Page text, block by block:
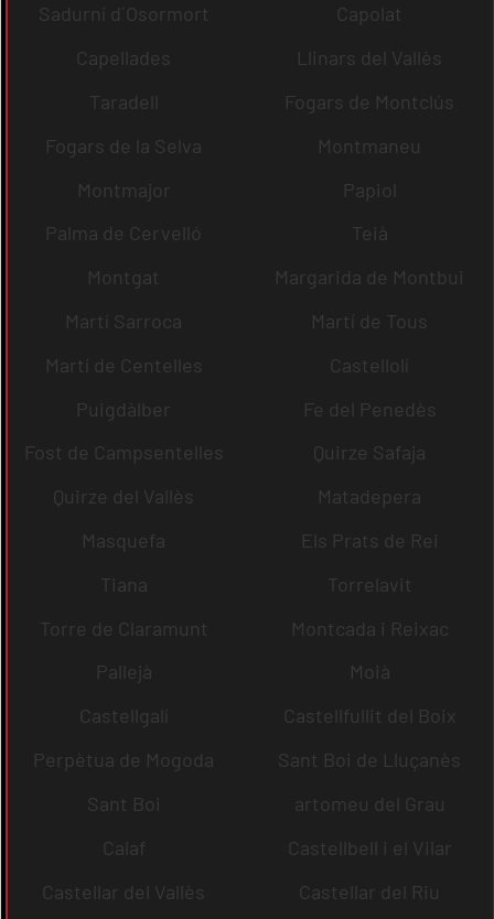
Sadurní d´Osormort
Capolat
Capellades
Llinars del Vallès
Taradell
Fogars de Montclús
Fogars de la Selva
Montmaneu
Montmajor
Papiol
Palma de Cervelló
Teià
Montgat
Margarida de Montbui
Martí Sarroca
Martí de Tous
Martí de Centelles
Castellolí
Puigdàlber
Fe del Penedès
Fost de Campsentelles
Quirze Safaja
Quirze del Vallès
Matadepera
Masquefa
Els Prats de Rei
Tiana
Torrelavit
Torre de Claramunt
Montcada i Reixac
Pallejà
Moià
Castellgalí
Castellfullit del Boix
Perpètua de Mogoda
Sant Boi de Lluçanès
Sant Boi
artomeu del Grau
Calaf
Castellbell i el Vilar
Castellar del Vallès
Castellar del Riu